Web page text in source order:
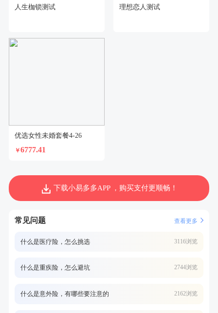
人生枷锁测试 理想恋人测试
优选女性未婚套餐4-26
￥6777.41
下载小易多多APP ，购买支付更顺畅！
常见问题 查看更多
什么是医疗险，怎么挑选 3116浏览
什么是重疾险，怎么避坑 2744浏览
什么是意外险，有哪些要注意的 2162浏览